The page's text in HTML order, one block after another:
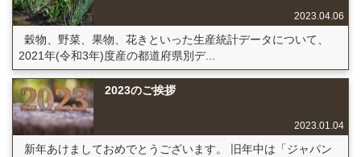
2023.04.06
穀物、野菜、果物、花きといった生産統計データについて、
2021年(令和3年)度産の都道府県別デ...
2023のご挨拶
2023.01.04
新年あけましておめでとうございます。 旧年中は「ジャパン